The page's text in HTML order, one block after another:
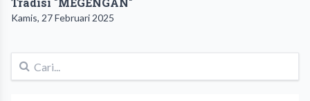
Kamis, 27 Februari 2025